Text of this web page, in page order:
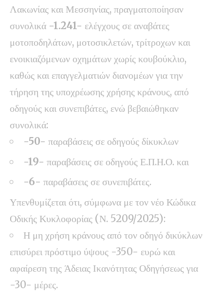
Λακωνίας και Μεσσηνίας, πραγματοποίησαν
συνολικά -1.241- ελέγχους σε αναβάτες
μοτοποδηλάτων, μοτοσικλετών, τρίτροχων και
ενοικιαζόμενων οχημάτων χωρίς κουβούκλιο,
καθώς και επαγγελματιών διανομέων για την
τήρηση της υποχρέωσης χρήσης κράνους, από
οδηγούς και συνεπιβάτες, ενώ βεβαιώθηκαν
συνολικά:
-50- παραβάσεις σε οδηγούς δίκυκλων
-19- παραβάσεις σε οδηγούς Ε.Π.Η.Ο. και
-6- παραβάσεις σε συνεπιβάτες.
Υπενθυμίζεται ότι, σύμφωνα με τον νέο Κώδικα
Οδικής Κυκλοφορίας (Ν. 5209/2025):
Η μη χρήση κράνους από τον οδηγό δικύκλων
επισύρει πρόστιμο ύψους -350- ευρώ και
αφαίρεση της Άδειας Ικανότητας Οδηγήσεως για
-30- μέρες.